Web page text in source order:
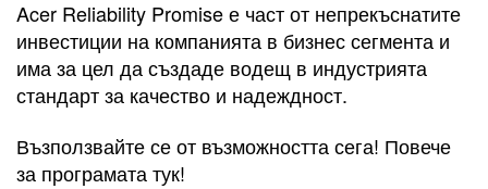
Acer Reliability Promise е част от непрекъснатите
инвестиции на компанията в бизнес сегмента и
има за цел да създаде водещ в индустрията
стандарт за качество и надеждност.
Възползвайте се от възможността сега! Повече
за програмата тук!